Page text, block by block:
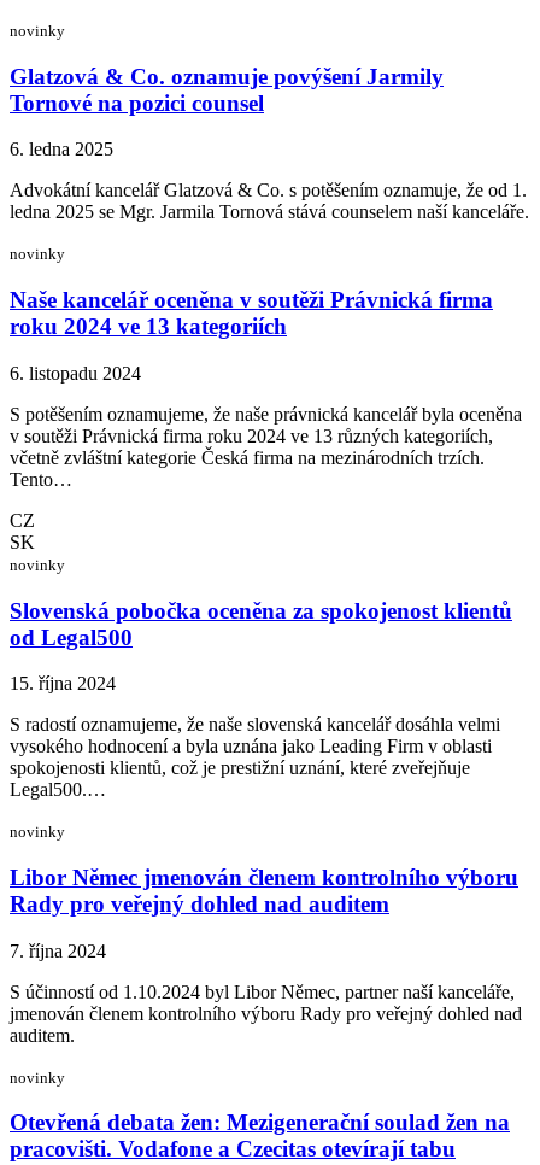
novinky
Glatzová & Co. oznamuje povýšení Jarmily
Tornové na pozici counsel
6. ledna 2025
Advokátní kancelář Glatzová & Co. s potěšením oznamuje, že od 1.
ledna 2025 se Mgr. Jarmila Tornová stává counselem naší kanceláře.
novinky
Naše kancelář oceněna v soutěži Právnická firma
roku 2024 ve 13 kategoriích
6. listopadu 2024
S potěšením oznamujeme, že naše právnická kancelář byla oceněna
v soutěži Právnická firma roku 2024 ve 13 různých kategoriích,
včetně zvláštní kategorie Česká firma na mezinárodních trzích.
Tento…
CZ
SK
novinky
Slovenská pobočka oceněna za spokojenost klientů
od Legal500
15. října 2024
S radostí oznamujeme, že naše slovenská kancelář dosáhla velmi
vysokého hodnocení a byla uznána jako Leading Firm v oblasti
spokojenosti klientů, což je prestižní uznání, které zveřejňuje
Legal500.…
novinky
Libor Němec jmenován členem kontrolního výboru
Rady pro veřejný dohled nad auditem
7. října 2024
S účinností od 1.10.2024 byl Libor Němec, partner naší kanceláře,
jmenován členem kontrolního výboru Rady pro veřejný dohled nad
auditem.
novinky
Otevřená debata žen: Mezigenerační soulad žen na
pracovišti. Vodafone a Czecitas otevírají tabu